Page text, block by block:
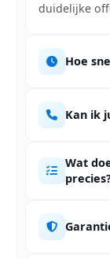
duidelijke
Hoe
Kan ik
Wat